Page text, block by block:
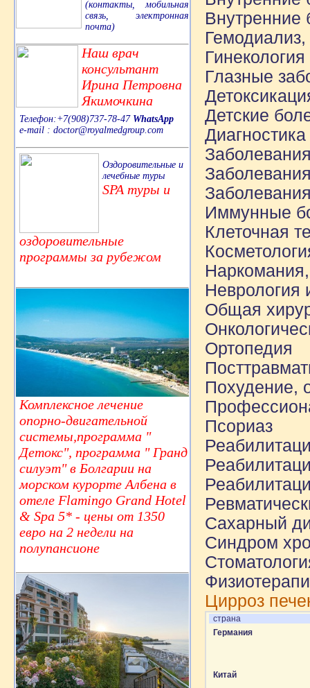
(контакты, мобильная
связь, электронная
почта)
Наш врач
консультант
Ирина Петровна
Якимочкина
Телефон:+7(908)737-78-47 WhatsApp
e-mail : doctor@royalmedgroup.com
Оздоровительные и
лечебные туры
SPA туры и
оздоровительные
программы за рубежом
Комплексное лечение
опорно-двигательной
системы,программа "
Детокс", программа " Гранд
силуэт" в Болгарии на
морском курорте Албена в
отеле Flamingo Grand Hotel
& Spa 5* - цены от 1350
евро на 2 недели на
полупансионе
Внутренние
Гинекология
Глазные
Детские
Диагностика
Иммунные
Клеточная
Неврология
Общая
Ортопедия
Похудение,
Псориаз
Сахарный
Синдром
Цирроз
страна
Германия
Китай